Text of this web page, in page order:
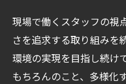
現場で働くスタッフの視
さを追求する取り組みを
環境の実現を目指し続け
もちろんのこと、多様化